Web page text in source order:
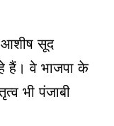
सूद
हैं। वे भाजपा के
भी पंजाबी